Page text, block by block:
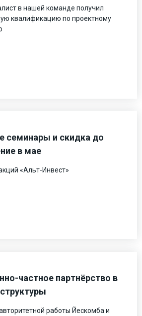
в нашей команде получил
квалификацию по проектному
семинары и скидка до
в мае
«Альт-Инвест»
частное партнёрство в
работы Йескомба и